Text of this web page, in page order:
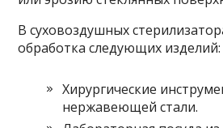
В суховоздушных
обработка следующих изделий:
Хирургические
нержавеющей стали.